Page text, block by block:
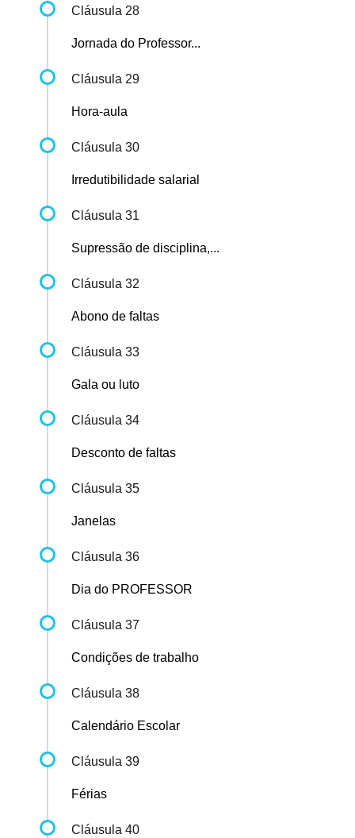
Cláusula 28
Jornada do Professor...
Cláusula 29
Hora-aula
Cláusula 30
Irredutibilidade salarial
Cláusula 31
Supressão de disciplina,...
Cláusula 32
Abono de faltas
Cláusula 33
Gala ou luto
Cláusula 34
Desconto de faltas
Cláusula 35
Janelas
Cláusula 36
Dia do PROFESSOR
Cláusula 37
Condições de trabalho
Cláusula 38
Calendário Escolar
Cláusula 39
Férias
Cláusula 40